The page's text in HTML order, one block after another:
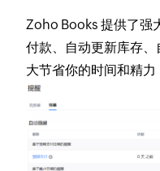
Zoho Books 提供了强
付款、自动更新库存
大节省你的时间和精力